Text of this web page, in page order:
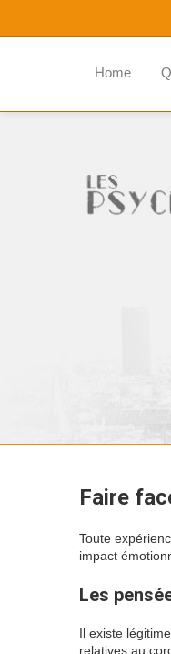
Home
Faire
Toute
impact
Les
Il existe
relatives au